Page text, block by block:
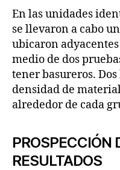
En las unidades
se llevaron a cabo
ubicaron
medio de dos
tener basureros.
densidad de
alrededor de cada
PROSPECCIÓN
RESULTADOS